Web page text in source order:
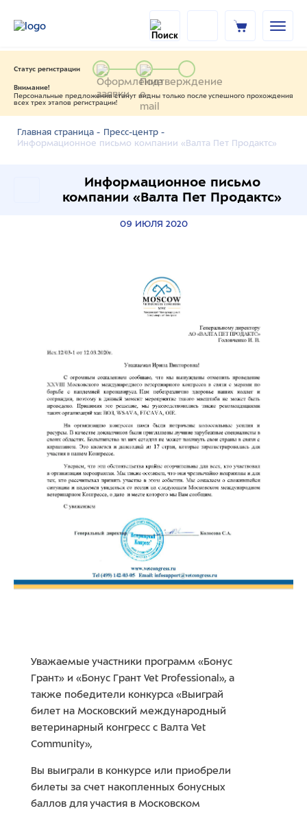
Статус регистрации
Внимание!
Персональные предложения станут видны только после успешного прохождения
всех трех этапов регистрации!
Главная страница - Пресс-центр -
Информационное письмо компании «Валта Пет Продактс»
Информационное письмо
компании «Валта Пет Продактс»
09 ИЮЛЯ 2020
Уважаемые участники программ «Бонус
Грант» и «Бонус Грант Vet Professional», а
также победители конкурса «Выиграй
билет на Московский международный
ветеринарный конгресс с Валта Vet
Community»,
Вы выиграли в конкурсе или приобрели
билеты за счет накопленных бонусных
баллов для участия в Московском